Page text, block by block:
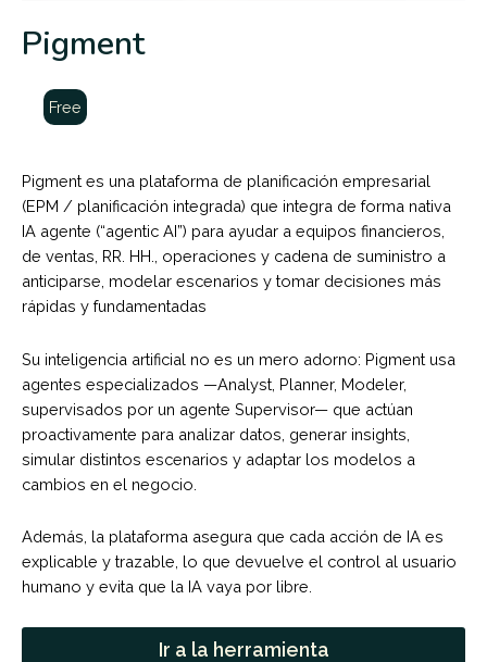
Pigment
Free
Pigment es una plataforma de planificación empresarial
(EPM / planificación integrada) que integra de forma nativa
IA agente (“agentic AI”) para ayudar a equipos financieros,
de ventas, RR. HH., operaciones y cadena de suministro a
anticiparse, modelar escenarios y tomar decisiones más
rápidas y fundamentadas
Su inteligencia artificial no es un mero adorno: Pigment usa
agentes especializados —Analyst, Planner, Modeler,
supervisados por un agente Supervisor— que actúan
proactivamente para analizar datos, generar insights,
simular distintos escenarios y adaptar los modelos a
cambios en el negocio.
Además, la plataforma asegura que cada acción de IA es
explicable y trazable, lo que devuelve el control al usuario
humano y evita que la IA vaya por libre.
Ir a la herramienta